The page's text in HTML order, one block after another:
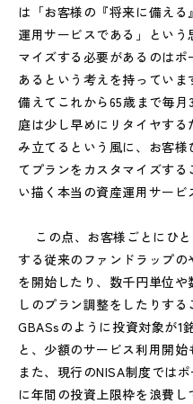
は「お客様の『将来に備え
運用サービスである」とい
マイズする必要があるのは
あるという考えを持ってい
備えてこれから65歳まで毎
庭は少し早めにリタイヤす
み立てるという風に、お客
てプランをカスタマイズす
い描く本当の資産運用サービ
この点、お客様ごとにひ
する従来のファンドラップ
を開始したり、数千円単位
しのプラン調整をしたりす
GBASsのように投資対象が1
と、少額のサービス利用開始
また、現行のNISA制度では
に年間の投資上限枠を浪費